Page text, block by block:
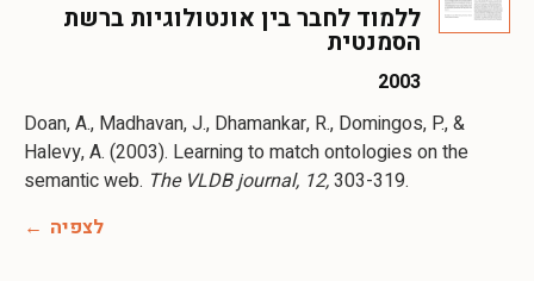
ללמוד לחבר בין אונטולוגיות ברשת
הסמנטית
2003
Doan, A., Madhavan, J., Dhamankar, R., Domingos, P., &
Halevy, A. (2003). Learning to match ontologies on the
semantic web. The VLDB journal, 12,
לצפיה